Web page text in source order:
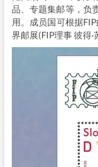
品、专题集邮等，负
用。成员国可根据
界邮展(FIP理事 彼得·